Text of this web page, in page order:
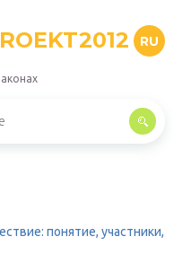
RU
понятие, участники,